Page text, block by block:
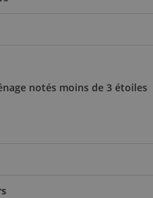
notés moins de 3 étoiles